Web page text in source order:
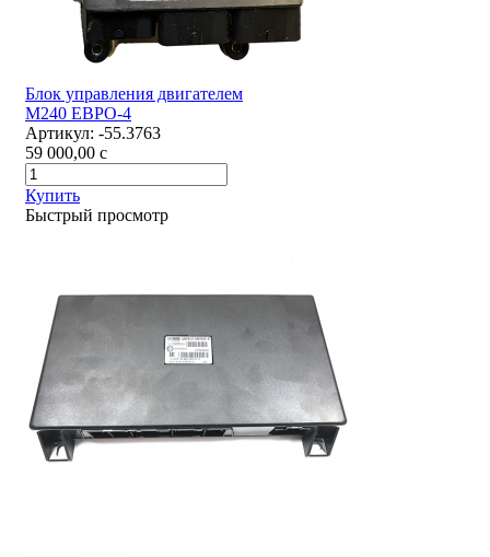
Блок управления двигателем
М240 ЕВРО-4
Артикул: -55.3763
59 000,00 c
Купить
Быстрый просмотр